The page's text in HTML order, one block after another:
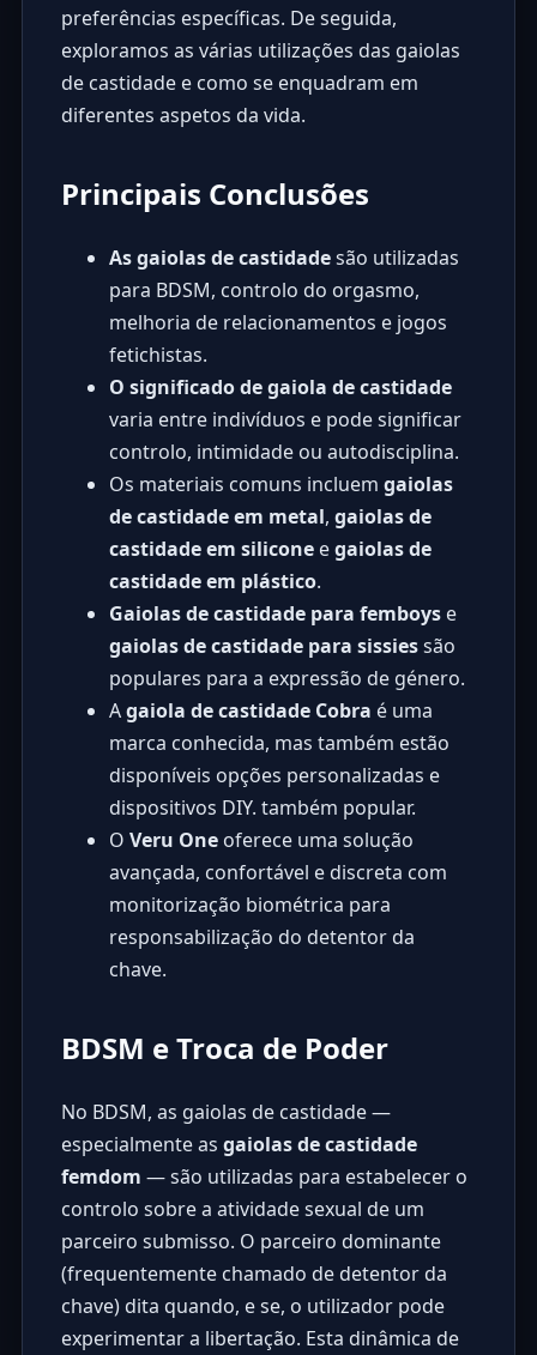
preferências específicas. De seguida,
exploramos as várias utilizações das gaiolas
de castidade e como se enquadram em
diferentes aspetos da vida.
Principais Conclusões
As gaiolas de castidadesão utilizadas
para BDSM, controlo do orgasmo,
melhoria de relacionamentos e jogos
fetichistas.
O significado de gaiola de castidade
varia entre indivíduos e pode significar
controlo, intimidade ou autodisciplina.
Os materiais comuns incluem gaiolas
de castidade em metal, gaiolas de
castidade em siliconeegaiolas de
castidade em plástico.
Gaiolas de castidade para femboyse
gaiolas de castidade para sissiessão
populares para a expressão de género.
Agaiola de castidade Cobra é uma
marca conhecida, mas também estão
disponíveis opções personalizadas e
dispositivos DIY. também popular.
O Veru Oneoferece uma solução
avançada, confortável e discreta com
monitorização biométrica para
responsabilização do detentor da
chave.
BDSM e Troca de Poder
No BDSM, as gaiolas de castidade —
especialmente as gaiolas de castidade
femdom — são utilizadas para estabelecer o
controlo sobre a atividade sexual de um
parceiro submisso. O parceiro dominante
(frequentemente chamado de detentor da
chave) dita quando, e se, o utilizador pode
experimentar a libertação. Esta dinâmica de